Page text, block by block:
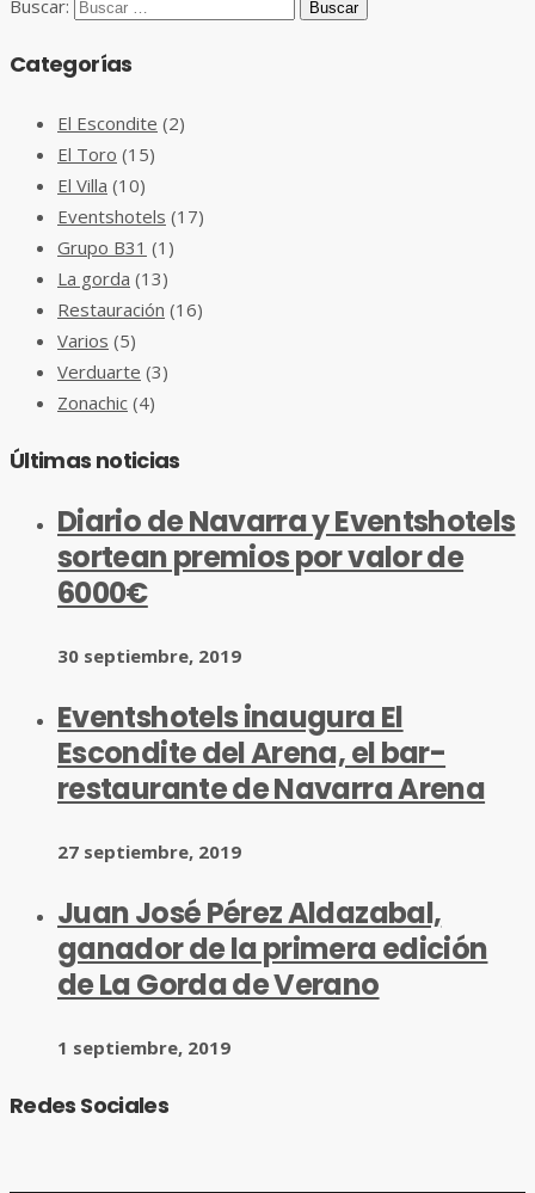
Buscar:
Categorías
El Escondite (2)
El Toro (15)
El Villa (10)
Eventshotels (17)
Grupo B31 (1)
La gorda (13)
Restauración (16)
Varios (5)
Verduarte (3)
Zonachic (4)
Últimas noticias
Diario de Navarra y Eventshotels
sortean premios por valor de
6000€
30 septiembre, 2019
Eventshotels inaugura El
Escondite del Arena, el bar-
restaurante de Navarra Arena
27 septiembre, 2019
Juan José Pérez Aldazabal,
ganador de la primera edición
de La Gorda de Verano
1 septiembre, 2019
Redes Sociales